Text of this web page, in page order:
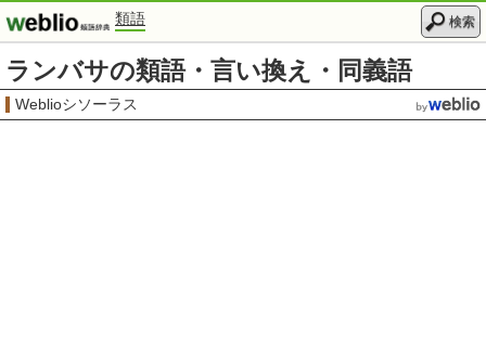
類語 検索
ランバサの類語・言い換え・同義語
Weblioシソーラス